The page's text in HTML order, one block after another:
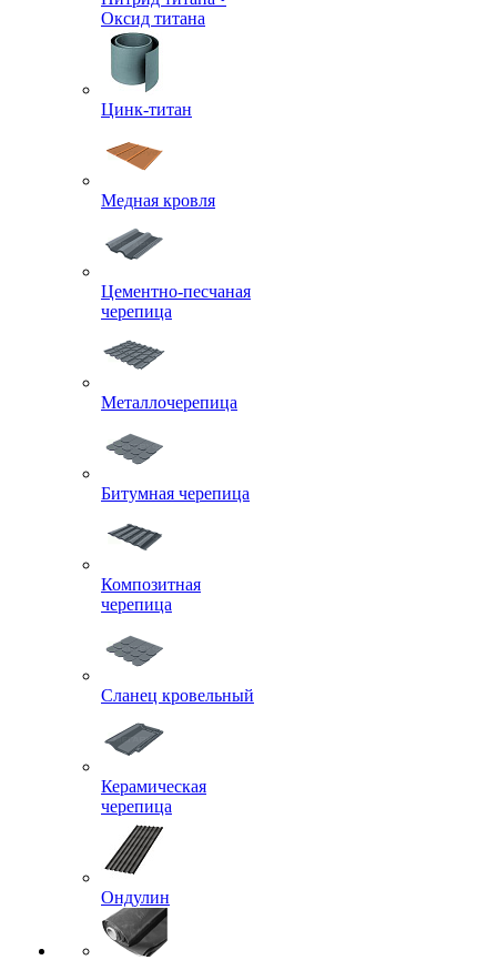
Оксид титана
Цинк-титан
Медная кровля
Цементно-песчаная
черепица
Металлочерепица
Битумная черепица
Композитная
черепица
Сланец кровельный
Керамическая
черепица
Ондулин